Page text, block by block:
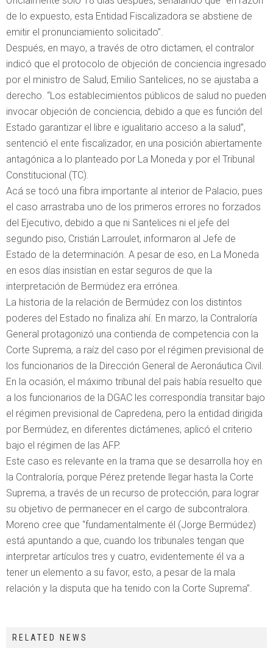
de lo expuesto, esta Entidad Fiscalizadora se abstiene de
emitir el pronunciamiento solicitado”.
Después, en mayo, a través de otro dictamen, el contralor
indicó que el protocolo de objeción de conciencia ingresado
por el ministro de Salud, Emilio Santelices, no se ajustaba a
derecho. “Los establecimientos públicos de salud no pueden
invocar objeción de conciencia, debido a que es función del
Estado garantizar el libre e igualitario acceso a la salud”,
sentenció el ente fiscalizador, en una posición abiertamente
antagónica a lo planteado por La Moneda y por el Tribunal
Constitucional (TC).
Acá se tocó una fibra importante al interior de Palacio, pues
el caso arrastraba uno de los primeros errores no forzados
del Ejecutivo, debido a que ni Santelices ni el jefe del
segundo piso, Cristián Larroulet, informaron al Jefe de
Estado de la determinación. A pesar de eso, en La Moneda
en esos días insistían en estar seguros de que la
interpretación de Bermúdez era errónea.
La historia de la relación de Bermúdez con los distintos
poderes del Estado no finaliza ahí. En marzo, la Contraloría
General protagonizó una contienda de competencia con la
Corte Suprema, a raíz del caso por el régimen previsional de
los funcionarios de la Dirección General de Aeronáutica Civil.
En la ocasión, el máximo tribunal del país había resuelto que
a los funcionarios de la DGAC les correspondía transitar bajo
el régimen previsional de Capredena, pero la entidad dirigida
por Bermúdez, en diferentes dictámenes, aplicó el criterio
bajo el régimen de las AFP.
Este caso es relevante en la trama que se desarrolla hoy en
la Contraloría, porque Pérez pretende llegar hasta la Corte
Suprema, a través de un recurso de protección, para lograr
su objetivo de permanecer en el cargo de subcontralora.
Moreno cree que “fundamentalmente él (Jorge Bermúdez)
está apuntando a que, cuando los tribunales tengan que
interpretar artículos tres y cuatro, evidentemente él va a
tener un elemento a su favor, esto, a pesar de la mala
relación y la disputa que ha tenido con la Corte Suprema”.
RELATED NEWS